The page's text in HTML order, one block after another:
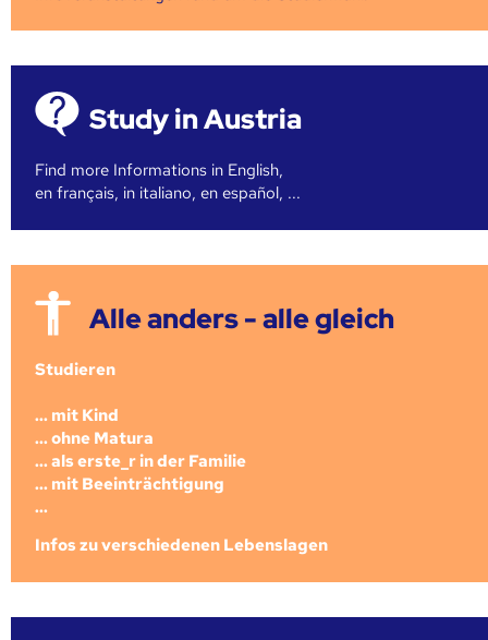
Study in Austria
Find more Informations in English,
en français, in italiano, en español, ...
Alle anders - alle gleich
Studieren
... mit Kind
... ohne Matura
... als erste_r in der Familie
... mit Beeinträchtigung
...
Infos zu verschiedenen Lebenslagen